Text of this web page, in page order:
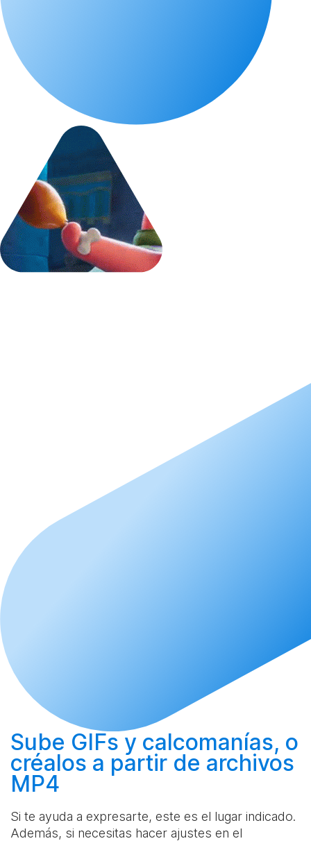
Sube GIFs y calcomanías, o
créalos a partir de archivos
MP4
Si te ayuda a expresarte, este es el lugar indicado.
Además, si necesitas hacer ajustes en el